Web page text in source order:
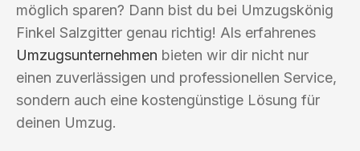
möglich sparen? Dann bist du bei Umzugskönig
Finkel Salzgitter genau richtig! Als erfahrenes
Umzugsunternehmen bieten wir dir nicht nur
einen zuverlässigen und professionellen Service,
sondern auch eine kostengünstige Lösung für
deinen Umzug.